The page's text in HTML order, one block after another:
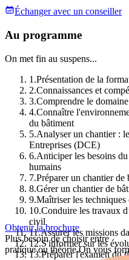
Échanger avec un conseiller
Au programme
On met fin au suspens...
1 .Présentation de la
2.Connaissances et
3.Comprendre le
4.Connaître
du bâtiment
5.Analyser un chantier :
Entreprises (DCE)
6.Anticiper les besoins
humains
7.Préparer un chantier
8.Gérer un chantier de
9.Maîtriser les techniques
10.Conduire les travaux
civil
11.Assurer les missions
12.S'informer sur les
13.Préparer l'examen du
Obtenir la brochure
Plus besoin de choisir entre
pratique ou théorie.On vous